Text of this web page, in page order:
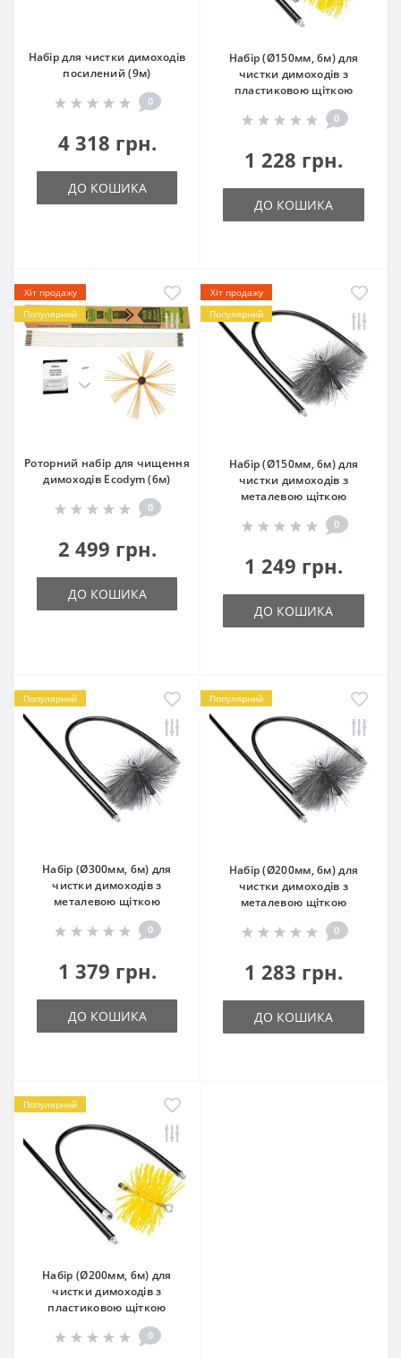
Набір для чистки димоходів
посилений (9м)
0
4 318 грн.
ДО КОШИКА
Набір (Ø150мм, 6м) для
чистки димоходів з
пластиковою щіткою
0
1 228 грн.
ДО КОШИКА
Хіт продажу
Популярний
Роторний набір для чищення
димоходів Ecodym (6м)
0
2 499 грн.
ДО КОШИКА
Хіт продажу
Популярний
Набір (Ø150мм, 6м) для
чистки димоходів з
металевою щіткою
0
1 249 грн.
ДО КОШИКА
Популярний
Набір (Ø300мм, 6м) для
чистки димоходів з
металевою щіткою
0
1 379 грн.
ДО КОШИКА
Популярний
Набір (Ø200мм, 6м) для
чистки димоходів з
металевою щіткою
0
1 283 грн.
ДО КОШИКА
Популярний
Набір (Ø200мм, 6м) для
чистки димоходів з
пластиковою щіткою
0